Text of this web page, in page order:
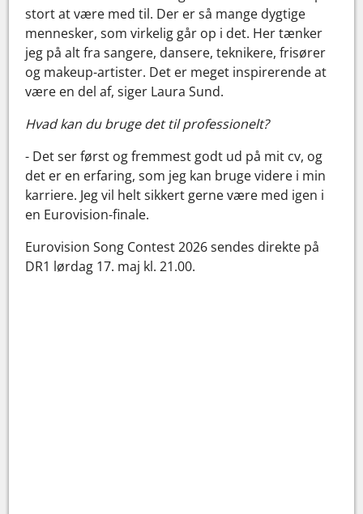
stort at være med til. Der er så mange dygtige
mennesker, som virkelig går op i det. Her tænker
jeg på alt fra sangere, dansere, teknikere, frisører
og makeup-artister. Det er meget inspirerende at
være en del af, siger Laura Sund.
Hvad kan du bruge det til professionelt?
- Det ser først og fremmest godt ud på mit cv, og
det er en erfaring, som jeg kan bruge videre i min
karriere. Jeg vil helt sikkert gerne være med igen i
en Eurovision-finale.
Eurovision Song Contest 2026 sendes direkte på
DR1 lørdag 17. maj kl. 21.00.